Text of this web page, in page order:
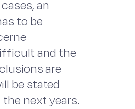
an
to be
and the
are
be stated
next years.